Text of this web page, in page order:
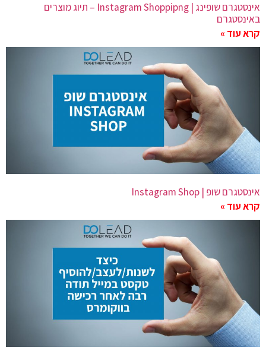
אינסטגרם שופינג | Instagram Shoppipng – תיוג מוצרים
באינסטגרם
קרא עוד »
אינסטגרם שופ | Instagram Shop
קרא עוד »